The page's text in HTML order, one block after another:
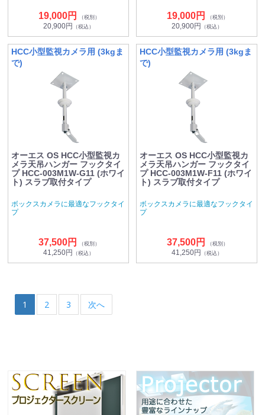
19,000円 （税別）
20,900円 （税込）
19,000円 （税別）
20,900円 （税込）
HCC小型監視カメラ用 (3kgま
で)
オーエス OS HCC小型監視カ
メラ天吊ハンガー フックタイ
プ HCC-003M1W-G11 (ホワイ
ト) スラブ取付タイプ
ボックスカメラに最適なフックタイ
プ
37,500円 （税別）
41,250円 （税込）
HCC小型監視カメラ用 (3kgま
で)
オーエス OS HCC小型監視カ
メラ天吊ハンガー フックタイ
プ HCC-003M1W-F11 (ホワイ
ト) スラブ取付タイプ
ボックスカメラに最適なフックタイ
プ
37,500円 （税別）
41,250円 （税込）
1 2 3 次へ